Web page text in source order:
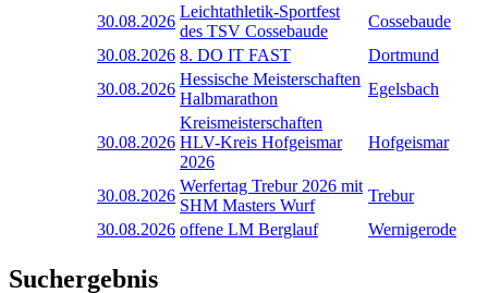
30.08.2026
Leichtathletik-Sportfest
des TSV Cossebaude
Cossebaude
30.08.2026 8. DO IT FAST
Dortmund
30.08.2026
Hessische Meisterschaften
Halbmarathon
Egelsbach
30.08.2026
Kreismeisterschaften
HLV-Kreis Hofgeismar
2026
Hofgeismar
30.08.2026
Werfertag Trebur 2026 mit
SHM Masters Wurf
Trebur
30.08.2026 offene LM Berglauf Wernigerode
Suchergebnis